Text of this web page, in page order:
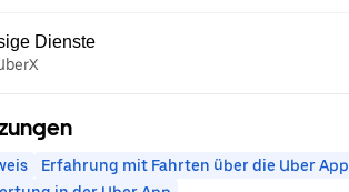
Dienste
Erfahrung mit Fahrten über die Uber App